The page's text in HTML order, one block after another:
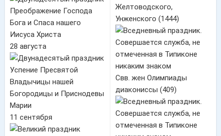
Преображение Господа
Бога и Спаса нашего
Иисуса Христа
28 августа
Успение Пресвятой
Владычицы нашей
Богородицы и Приснодевы
Марии
11 сентября
Желтоводского,
Унженского (1444)
Свв. жен Олимпиады
диакониссы (409)